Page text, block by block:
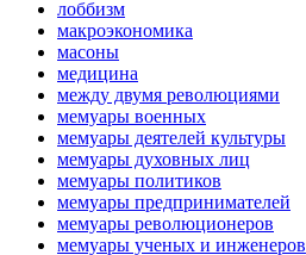
лоббизм
макроэкономика
масоны
медицина
между двумя революциями
мемуары военных
мемуары деятелей культуры
мемуары духовных лиц
мемуары политиков
мемуары предпринимателей
мемуары революционеров
мемуары ученых и инженеров